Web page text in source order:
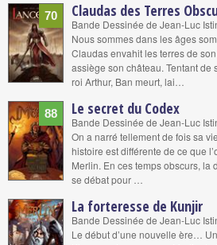
70 Claudas des Terres
Bande Dessinée de Jean-Luc
Nous sommes dans les âges
Claudas envahit les terres de
assiège son château. Tentant de
roi Arthur, Ban meurt, lai…
88 Le secret du Codex
Bande Dessinée de Jean-Luc
On a narré tellement de fois sa
histoire est différente de ce que
Merlin. En ces temps obscurs, la
se débat pour …
La forteresse de Kunjir
Bande Dessinée de Jean-Luc
Le début d’une nouvelle ère…